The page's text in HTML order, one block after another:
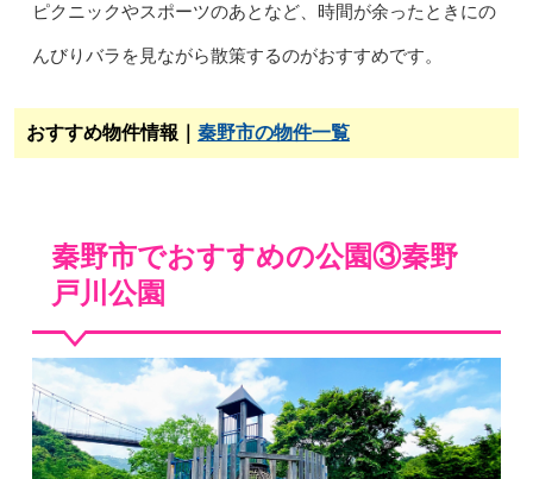
ピクニックやスポーツのあとなど、時間が余ったときにの
んびりバラを見ながら散策するのがおすすめです。
おすすめ物件情報｜ 秦野市の物件一覧
秦野市でおすすめの公園③秦野
戸川公園